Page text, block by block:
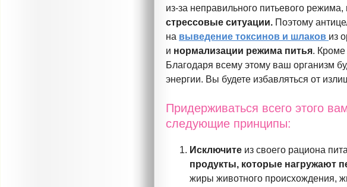
из-за неправильного питьевого режима,
стрессовые ситуации. Поэтому
на выведение токсинов и шлаков из
и нормализации режима питья.
Благодаря всему этому ваш организм
энергии. Вы будете избавляться от
Придерживаться всего этого
следующие принципы:
Исключите из своего рациона
продукты, которые нагружают
жиры животного происхождения,